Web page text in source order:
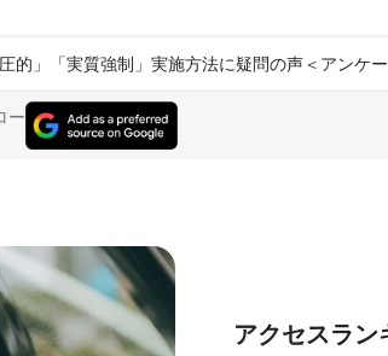
的」「実質強制」実施方法に疑問の声＜アンケ
ー
アクセスラン